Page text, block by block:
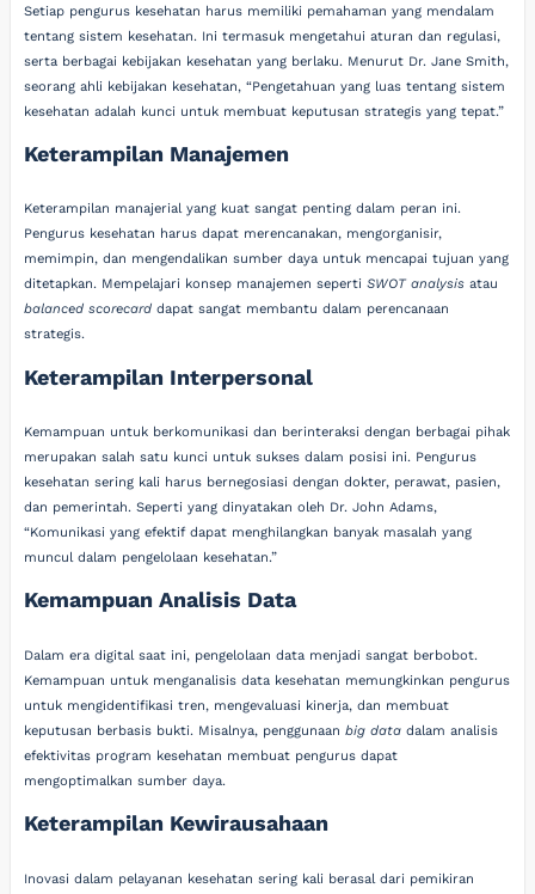
Setiap pengurus kesehatan harus memiliki pemahaman yang mendalam
tentang sistem kesehatan. Ini termasuk mengetahui aturan dan regulasi,
serta berbagai kebijakan kesehatan yang berlaku. Menurut Dr. Jane Smith,
seorang ahli kebijakan kesehatan, “Pengetahuan yang luas tentang sistem
kesehatan adalah kunci untuk membuat keputusan strategis yang tepat.”
Keterampilan Manajemen
Keterampilan manajerial yang kuat sangat penting dalam peran ini.
Pengurus kesehatan harus dapat merencanakan, mengorganisir,
memimpin, dan mengendalikan sumber daya untuk mencapai tujuan yang
ditetapkan. Mempelajari konsep manajemen sepertiSWOT analysis atau
balanced scorecard dapat sangat membantu dalam perencanaan
strategis.
Keterampilan Interpersonal
Kemampuan untuk berkomunikasi dan berinteraksi dengan berbagai pihak
merupakan salah satu kunci untuk sukses dalam posisi ini. Pengurus
kesehatan sering kali harus bernegosiasi dengan dokter, perawat, pasien,
dan pemerintah. Seperti yang dinyatakan oleh Dr. John Adams,
“Komunikasi yang efektif dapat menghilangkan banyak masalah yang
muncul dalam pengelolaan kesehatan.”
Kemampuan Analisis Data
Dalam era digital saat ini, pengelolaan data menjadi sangat berbobot.
Kemampuan untuk menganalisis data kesehatan memungkinkan pengurus
untuk mengidentifikasi tren, mengevaluasi kinerja, dan membuat
keputusan berbasis bukti. Misalnya, penggunaanbig data dalam analisis
efektivitas program kesehatan membuat pengurus dapat
mengoptimalkan sumber daya.
Keterampilan Kewirausahaan
Inovasi dalam pelayanan kesehatan sering kali berasal dari pemikiran